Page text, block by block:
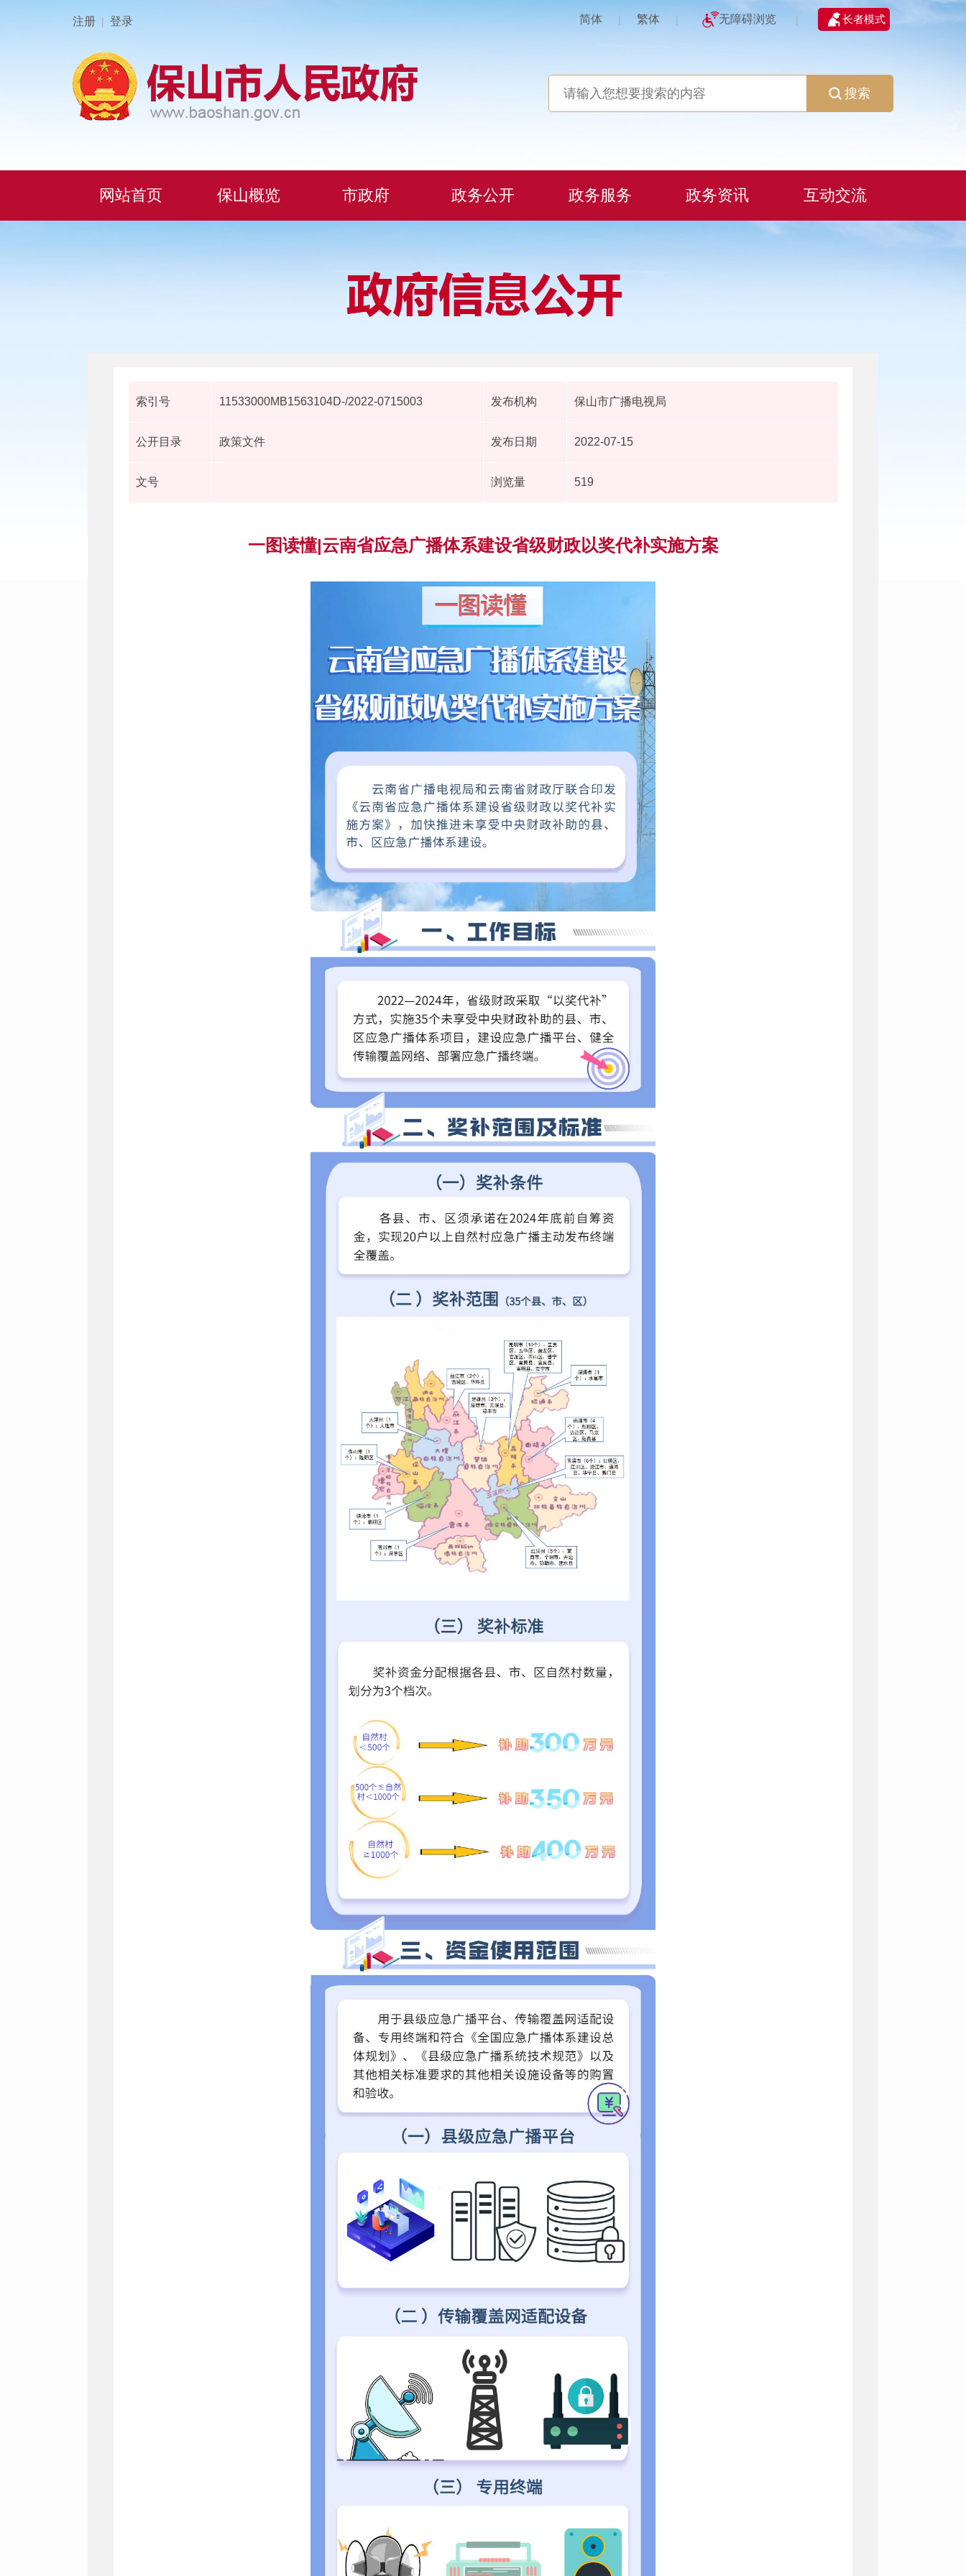
注册 | 登录 简体 | 繁体 | 无障碍浏览 | 长者模式
搜索
网站首页 保山概览 市政府 政务公开 政务服务 政务资讯 互动交流
索引号 11533000MB1563104D-/2022-0715003 发布机构 保山市广播电视局
公开目录 政策文件 发布日期 2022-07-15
文号 浏览量 519
一图读懂|云南省应急广播体系建设省级财政以奖代补实施方案